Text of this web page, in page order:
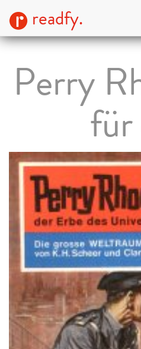
readfy.
Perry
für